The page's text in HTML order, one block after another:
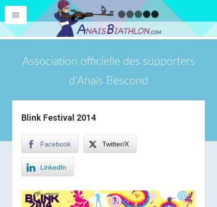
Association officielle des supporters
d'Anaïs Bescond
Blink Festival 2014
Facebook Twitter/X
LinkedIn